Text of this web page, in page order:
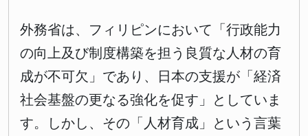
外務省は、フィリピンにおいて「行政能力
の向上及び制度構築を担う良質な人材の育
成が不可欠」であり、日本の支援が「経済
社会基盤の更なる強化を促す」としていま
す。しかし、その「人材育成」という言葉